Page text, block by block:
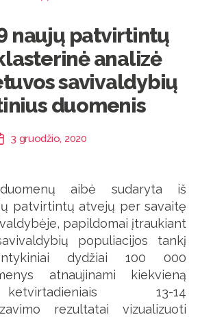
naujų patvirtintų
analizė
savivaldybių
duomenis
3 gruodžio, 2020
duomenų aibė sudaryta iš
patvirtintų atvejų per savaitę
papildomai įtraukiant
populiacijos tankį
dydžiai 100 000
atnaujinami kiekvieną
13-14
rezultatai vizualizuoti